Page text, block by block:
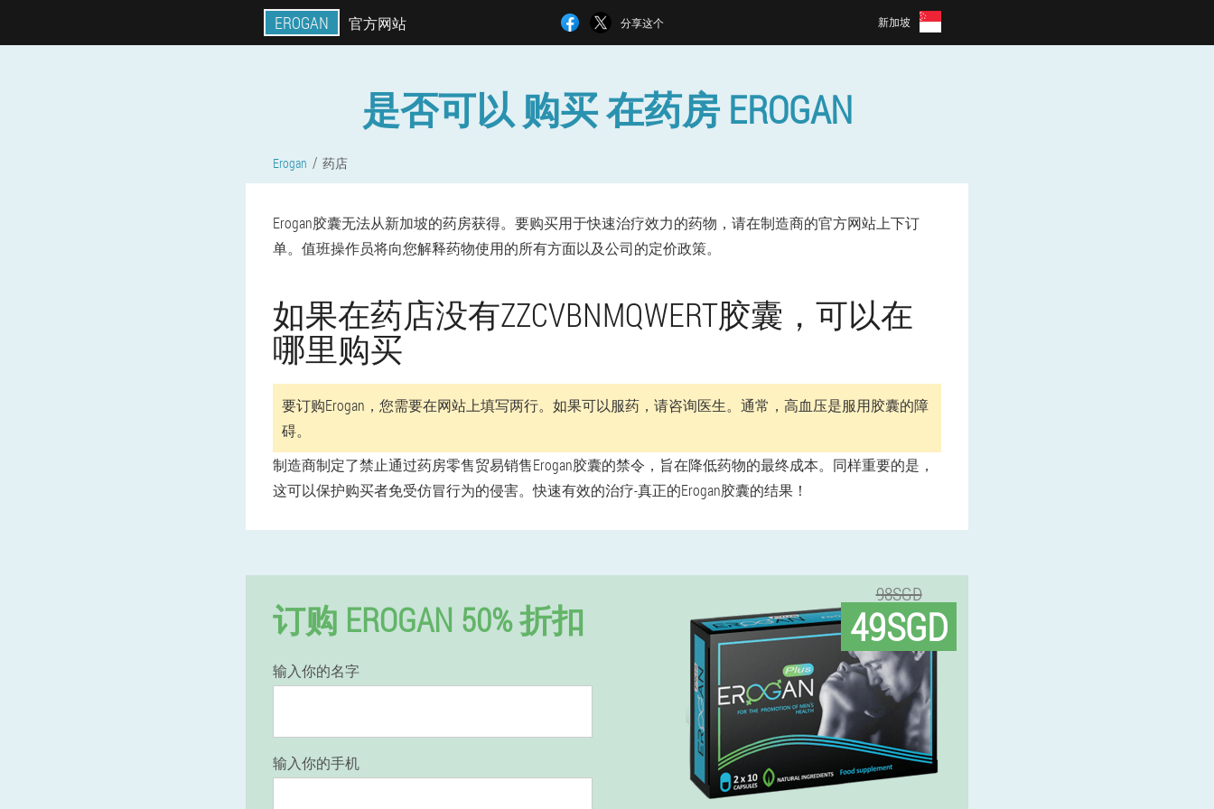
EROGAN 官方网站 分享这个 新加坡
是否可以 购买 在药房 EROGAN
Erogan 药店
Erogan胶囊无法从新加坡的药房获得。要购买用于快速治疗效力的药物，请在制造商的官方网站上下订
单。值班操作员将向您解释药物使用的所有方面以及公司的定价政策。
如果在药店没有ZZCVBNMQWERT胶囊，可以在
哪里购买
要订购Erogan，您需要在网站上填写两行。如果可以服药，请咨询医生。通常，高血压是服用胶囊的障
碍。
制造商制定了禁止通过药房零售贸易销售Erogan胶囊的禁令，旨在降低药物的最终成本。同样重要的是，
这可以保护购买者免受仿冒行为的侵害。快速有效的治疗-真正的Erogan胶囊的结果！
订购 EROGAN 50% 折扣
输入你的名字
输入你的手机
98SGD
49SGD